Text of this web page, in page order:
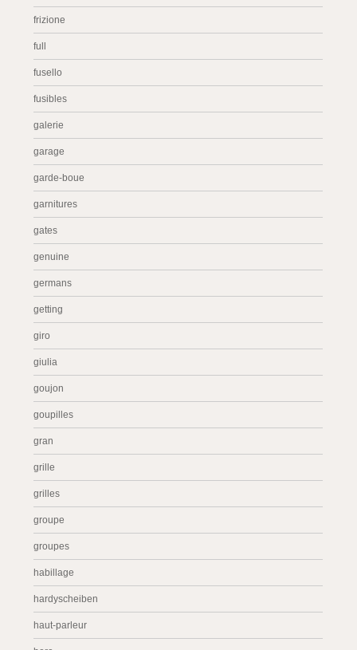
frizione
full
fusello
fusibles
galerie
garage
garde-boue
garnitures
gates
genuine
germans
getting
giro
giulia
goujon
goupilles
gran
grille
grilles
groupe
groupes
habillage
hardyscheiben
haut-parleur